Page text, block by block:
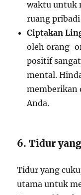
waktu untuk
ruang pribadi
Ciptakan
oleh orang-
positif
mental.
memberikan
Anda.
6. Tidur
Tidur yang
utama untuk